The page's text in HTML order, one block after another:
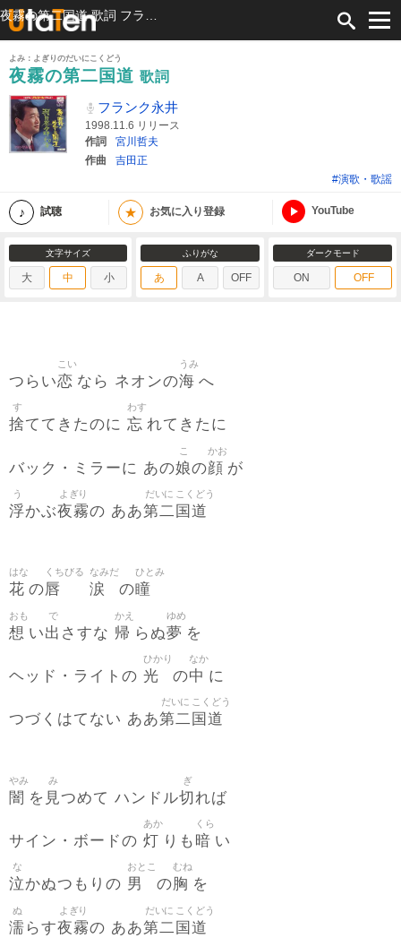
よみ：よぎりのだいにこくどう
夜霧の第二国道 歌詞
フランク永井
1998.11.6 リリース
作詞
宮川哲夫
作曲
吉田正
#演歌・歌謡
試聴 ★ お気に入り登録 YouTube
文字サイズ
大 中 小
ふりがな
あ A OFF
ダークモード
ON OFF
つらい恋
こい
なら ネオンの海
うみ
へ
捨
す
ててきたのに 忘
わす
れてきたに
バック・ミラーに あの娘
こ
の顔
かお
が
浮
う
かぶ夜霧
よぎり
の ああ第二
だいに
国道
こくどう
花
はな
の唇
くちびる
涙
なみだ
の瞳
ひとみ
想
おも
い出
で
さすな 帰
かえ
らぬ夢
ゆめ
を
ヘッド・ライトの 光
ひかり
の中
なか
に
つづくはてない ああ第二
だいに
国道
こくどう
闇
やみ
を 見
み
つめて ハンドル切
ぎ
れば
サイン・ボードの 灯
あか
りも 暗
くら
い
泣
な
かぬつもりの 男
おとこ
の胸
むね
を
濡
ぬ
らす夜霧
よぎり
の ああ第二
だいに
国道
こくどう